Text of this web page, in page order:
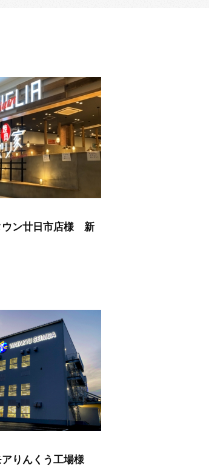
ウン廿日市店様 新
アりんくう工場様